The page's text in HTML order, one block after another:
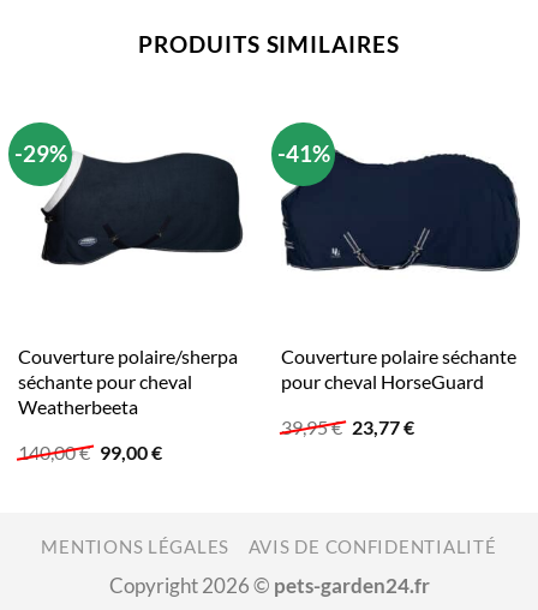
PRODUITS SIMILAIRES
-29%
Couverture polaire/sherpa
séchante pour cheval
Weatherbeeta
140,00€ Le
prix
99,00€Le
-41%
Couverture polaire séchante
pour cheval HorseGuard
39,95€ Le
prix
23,77€Le
MENTIONS LÉGALES AVIS DE CONFIDENTIALITÉ
Copyright 2026 © pets-garden24.fr